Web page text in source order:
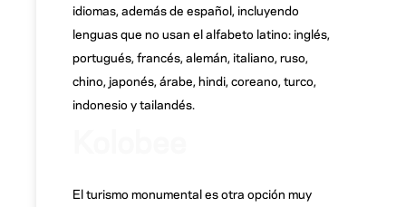
idiomas, además de español, incluyendo
lenguas que no usan el alfabeto latino: inglés,
portugués, francés, alemán, italiano, ruso,
chino, japonés, árabe, hindi, coreano, turco,
indonesio y tailandés.
El turismo monumental es otra opción muy